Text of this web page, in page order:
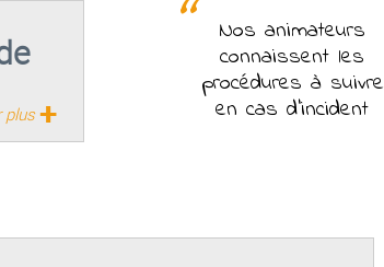
Nos animateurs
connaissent les
procédures à suivre
en cas d'incident
plus+